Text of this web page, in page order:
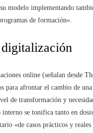
modelo implementando
de formación».
online (señalan desde
para afrontar el cambio de
de transformación y
se tonifica tanto en
«de casos prácticos y